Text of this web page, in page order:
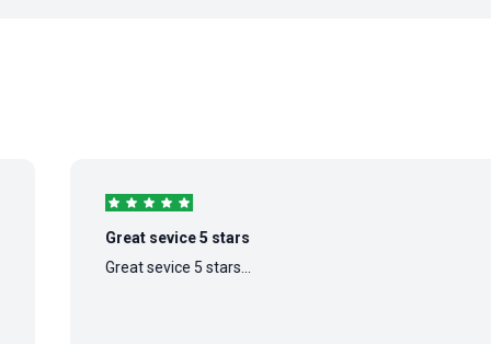
Great sevice 5 stars
Great sevice 5 stars...